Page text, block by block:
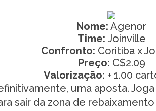
Nome: Agenor
Time: Joinville
Confronto: Coritiba x
Preço: C$2.09
Valorização: + 1.00
uma aposta.
sair da zona de